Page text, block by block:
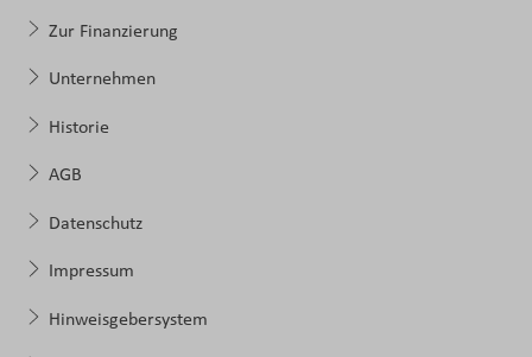
Zur Finanzierung
Unternehmen
Historie
AGB
Datenschutz
Impressum
Hinweisgebersystem